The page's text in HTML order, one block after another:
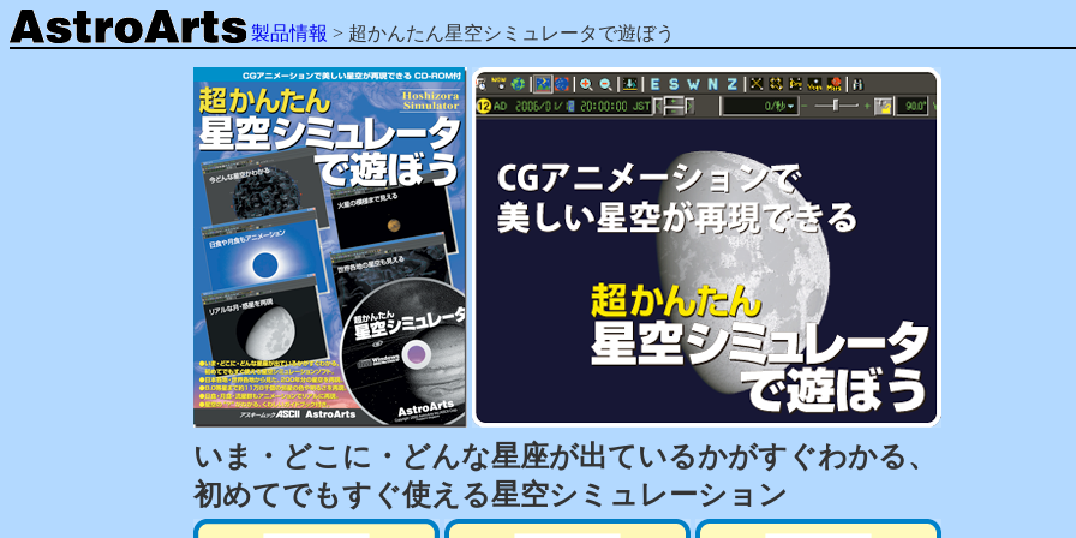
製品情報 > 超かんたん星空シミュレータで遊ぼう
いま・どこに・どんな星座が出ているかがすぐわかる、
初めてでもすぐ使える星空シミュレーション